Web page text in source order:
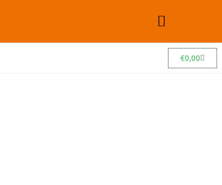
€0,00